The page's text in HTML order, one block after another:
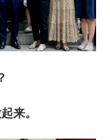
来。